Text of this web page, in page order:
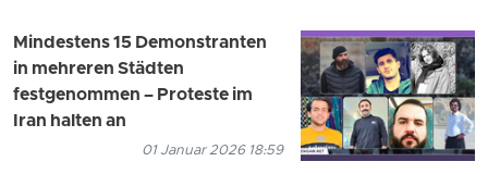
Mindestens 15 Demonstranten
in mehreren Städten
festgenommen – Proteste im
Iran halten an
01 Januar 2026 18:59